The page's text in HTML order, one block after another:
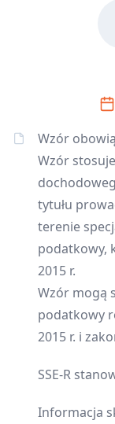
Wzór
Wzór
tytułu
terenie
podatkowy,
2015 r.
Wzór mogą
podatkowy
2015 r. i
SSE-R
Informacja